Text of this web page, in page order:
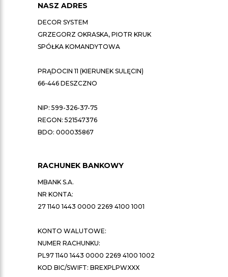
NASZ ADRES
DECOR SYSTEM
GRZEGORZ OKRASKA, PIOTR KRUK
SPÓŁKA KOMANDYTOWA
PRĄDOCIN 11 (KIERUNEK SULĘCIN)
66-446 DESZCZNO
NIP: 599-326-37-75
REGON: 521547376
BDO: 000035867
RACHUNEK BANKOWY
MBANK S.A.
NR KONTA:
27 1140 1443 0000 2269 4100 1001
KONTO WALUTOWE:
NUMER RACHUNKU:
PL97 1140 1443 0000 2269 4100 1002
KOD BIC/SWIFT: BREXPLPWXXX